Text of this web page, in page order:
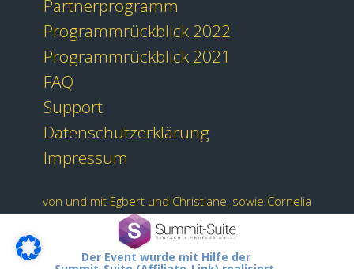
Partnerprogramm
Programmrückblick 2022
Programmrückblick 2021
FAQ
Support
Datenschutzerklärung
Impressum
von und mit Egbert und Christiane, sowie Cornelia
Der Event wurde mit Hilfe der